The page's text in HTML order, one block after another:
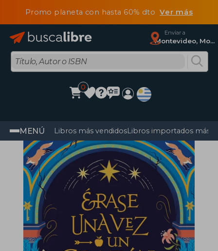
Promo planeta con hasta 60% dtoVer más
Enviar a
Montevideo, Montevideo
0
MENÚ Libros más vendidosLibros importados más